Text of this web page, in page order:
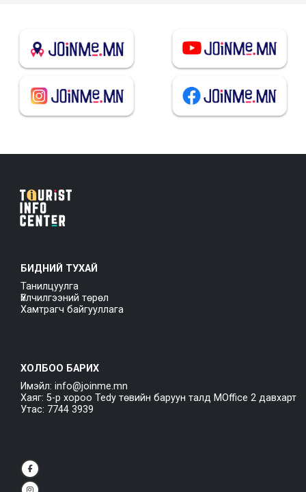
БИДНИЙ ТУХАЙ
Танилцуулга
Үйлчилгээний төрөл
Хамтрагч байгууллага
ХОЛБОО БАРИХ
Имэйл: info@joinme.mn
Хаяг: 5-р хороо Tedy төвийн баруун талд MOffice 2 давхарт
Утас: 7744 3939